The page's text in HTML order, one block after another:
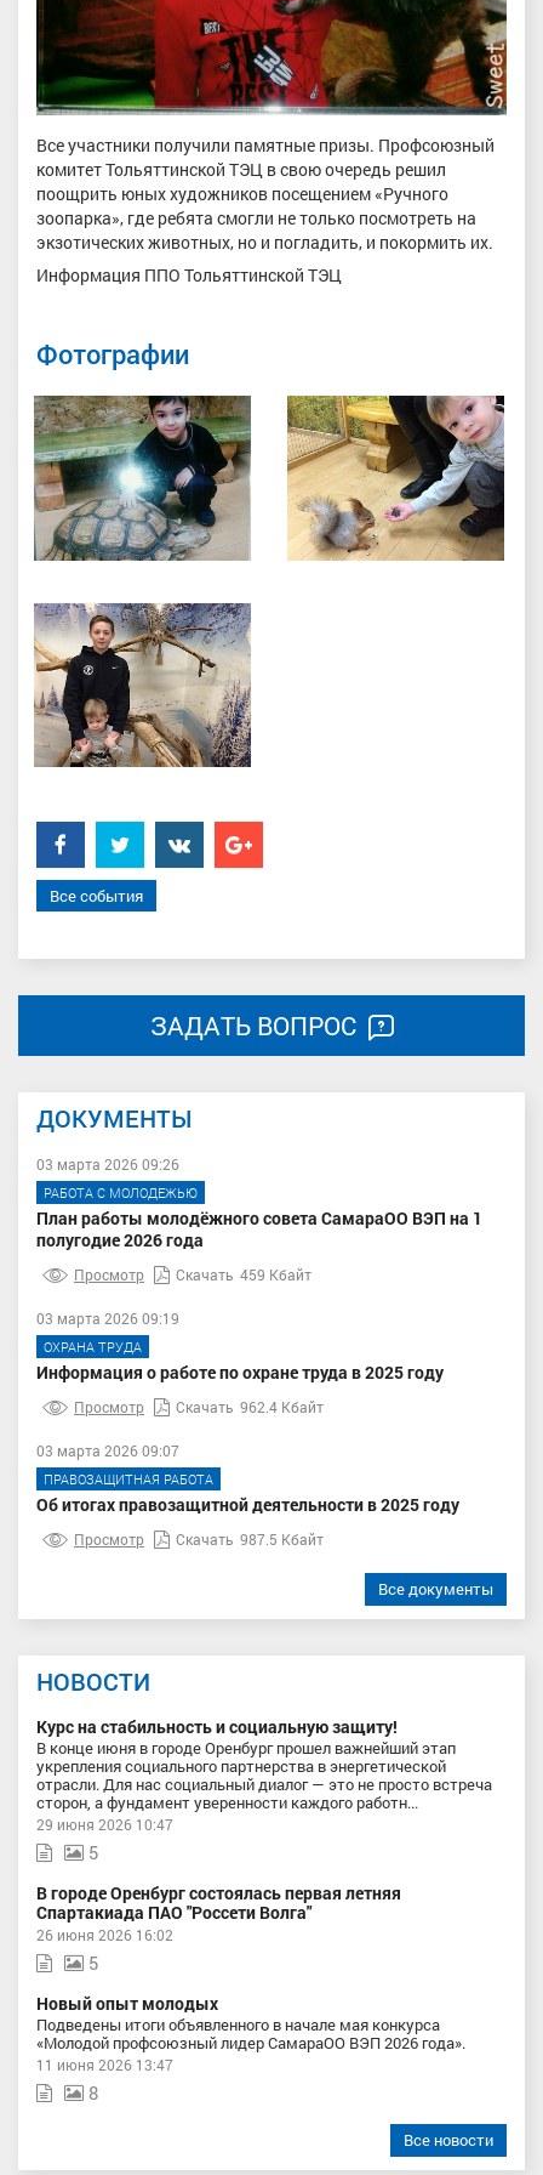
Все участники получили памятные призы. Профсоюзный
комитет Тольяттинской ТЭЦ в свою очередь решил
поощрить юных художников посещением «Ручного
зоопарка», где ребята смогли не только посмотреть на
экзотических животных, но и погладить, и покормить их.
Информация ППО Тольяттинской ТЭЦ
Фотографии
FacebookTwitter���������
Google+
Все события
ЗАДАТЬ ВОПРОС
ДОКУМЕНТЫ
03 марта 2026 09:26
РАБОТА С МОЛОДЕЖЬЮ
План работы молодёжного совета СамараОО ВЭП на 1
полугодие 2026 года
Просмотр Скачать 459 Кбайт
03 марта 2026 09:19
ОХРАНА ТРУДА
Информация о работе по охране труда в 2025 году
Просмотр Скачать 962.4 Кбайт
03 марта 2026 09:07
ПРАВОЗАЩИТНАЯ РАБОТА
Об итогах правозащитной деятельности в 2025 году
Просмотр Скачать 987.5 Кбайт
Все документы
НОВОСТИ
Курс на стабильность и социальную защиту!
В конце июня в городе Оренбург прошел важнейший этап
укрепления социального партнерства в энергетической
отрасли. Для нас социальный диалог — это не просто встреча
сторон, а фундамент уверенности каждого работн...
29 июня 2026 10:47
5
В городе Оренбург состоялась первая летняя
Спартакиада ПАО "Россети Волга"
26 июня 2026 16:02
5
Новый опыт молодых
Подведены итоги объявленного в начале мая конкурса
«Молодой профсоюзный лидер СамараОО ВЭП 2026 года».
11 июня 2026 13:47
8
Все новости